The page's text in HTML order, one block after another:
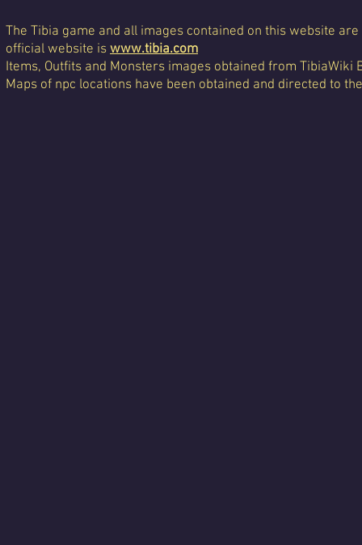
The Tibia game and all images contained on this website
official website is www.tibia.com
Items, Outfits and Monsters images obtained from TibiaWiki
Maps of npc locations have been obtained and directed to